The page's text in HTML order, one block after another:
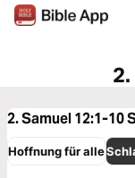
2. Samuel 12:1-10
Hoffnung für alle